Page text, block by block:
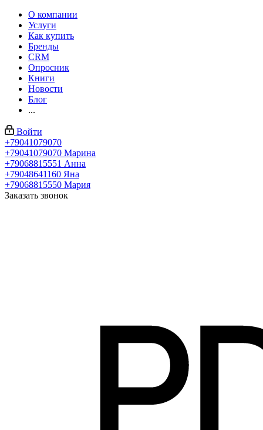
О компании
Услуги
Как купить
Бренды
CRM
Опросник
Книги
Новости
Блог
...
Войти
+79041079070
+79041079070 Марина
+79068815551 Анна
+79048641160 Яна
+79068815550 Мария
Заказать звонок